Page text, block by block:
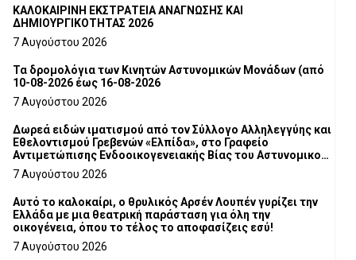
ΚΑΛΟΚΑΙΡΙΝΗ ΕΚΣΤΡΑΤΕΙΑ ΑΝΑΓΝΩΣΗΣ ΚΑΙ
ΔΗΜΙΟΥΡΓΙΚΟΤΗΤΑΣ 2026
7 Αυγούστου 2026
Τα δρομολόγια των Κινητών Αστυνομικών Μονάδων (από
10-08-2026 έως 16-08-2026
7 Αυγούστου 2026
Δωρεά ειδών ιματισμού από τον Σύλλογο Αλληλεγγύης και
Εθελοντισμού Γρεβενών «Ελπίδα», στο Γραφείο
Αντιμετώπισης Ενδοοικογενειακής Βίας του Αστυνομικού
Τμήματος Γρεβενών
7 Αυγούστου 2026
Αυτό το καλοκαίρι, ο θρυλικός Αρσέν Λουπέν γυρίζει την
Ελλάδα με μια θεατρική παράσταση για όλη την
οικογένεια, όπου το τέλος το αποφασίζεις εσύ!
7 Αυγούστου 2026